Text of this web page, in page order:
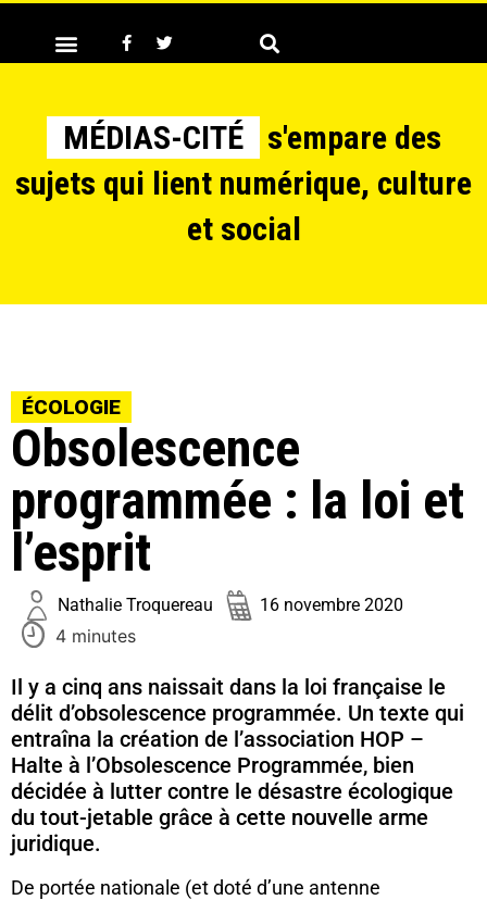
MÉDIAS-CITÉ
s'empare des
sujets qui lient numérique, culture
et social
ÉCOLOGIE
Obsolescence
programmée : la loi et
l’esprit
Nathalie Troquereau 16 novembre 2020
4 minutes
Il y a cinq ans naissait dans la loi française le
délit d’obsolescence programmée. Un texte qui
entraîna la création de l’association HOP –
Halte à l’Obsolescence Programmée, bien
décidée à lutter contre le désastre écologique
du tout-jetable grâce à cette nouvelle arme
juridique.
De portée nationale (et doté d’une antenne